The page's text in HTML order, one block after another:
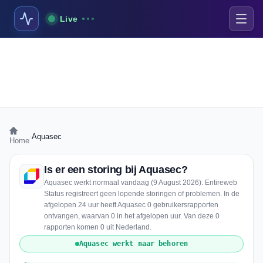
Live
Home Aquasec
Is er een storing bij Aquasec?
Aquasec werkt normaal vandaag (9 August 2026). Entireweb
Status registreert geen lopende storingen of problemen. In de
afgelopen 24 uur heeft Aquasec 0 gebruikersrapporten
ontvangen, waarvan 0 in het afgelopen uur. Van deze 0
rapporten komen 0 uit Nederland.
Aquasec werkt naar behoren